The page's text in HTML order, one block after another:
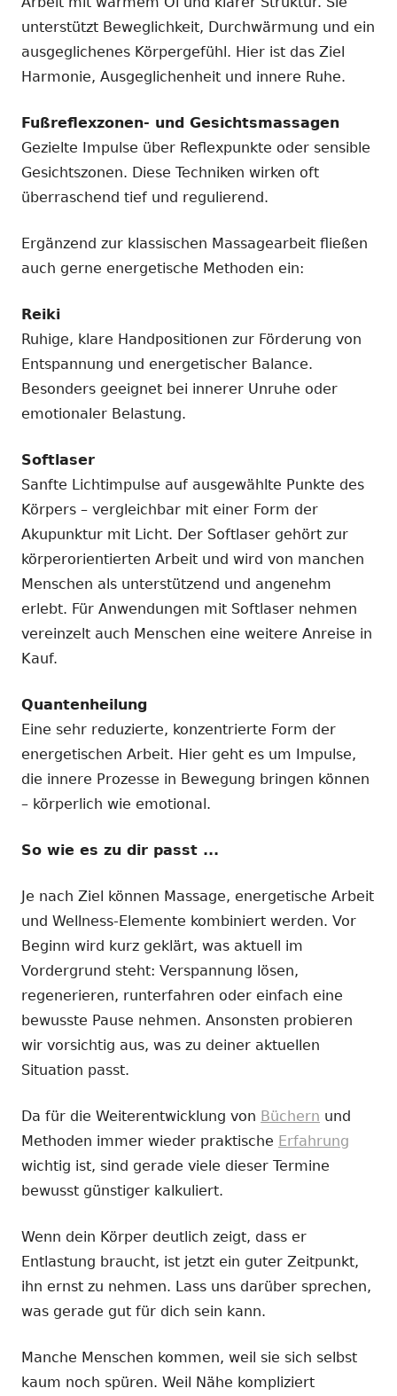
unterstützt Beweglichkeit, Durchwärmung und ein
ausgeglichenes Körpergefühl. Hier ist das Ziel
Harmonie, Ausgeglichenheit und innere Ruhe.
Fußreflexzonen- und Gesichtsmassagen
Gezielte Impulse über Reflexpunkte oder sensible
Gesichtszonen. Diese Techniken wirken oft
überraschend tief und regulierend.
Ergänzend zur klassischen Massagearbeit fließen
auch gerne energetische Methoden ein:
Reiki
Ruhige, klare Handpositionen zur Förderung von
Entspannung und energetischer Balance.
Besonders geeignet bei innerer Unruhe oder
emotionaler Belastung.
Softlaser
Sanfte Lichtimpulse auf ausgewählte Punkte des
Körpers – vergleichbar mit einer Form der
Akupunktur mit Licht. Der Softlaser gehört zur
körperorientierten Arbeit und wird von manchen
Menschen als unterstützend und angenehm
erlebt. Für Anwendungen mit Softlaser nehmen
vereinzelt auch Menschen eine weitere Anreise in
Kauf.
Quantenheilung
Eine sehr reduzierte, konzentrierte Form der
energetischen Arbeit. Hier geht es um Impulse,
die innere Prozesse in Bewegung bringen können
– körperlich wie emotional.
So wie es zu dir passt ...
Je nach Ziel können Massage, energetische Arbeit
und Wellness-Elemente kombiniert werden. Vor
Beginn wird kurz geklärt, was aktuell im
Vordergrund steht: Verspannung lösen,
regenerieren, runterfahren oder einfach eine
bewusste Pause nehmen. Ansonsten probieren
wir vorsichtig aus, was zu deiner aktuellen
Situation passt.
Da für die Weiterentwicklung von Büchern und
Methoden immer wieder praktische Erfahrung
wichtig ist, sind gerade viele dieser Termine
bewusst günstiger kalkuliert.
Wenn dein Körper deutlich zeigt, dass er
Entlastung braucht, ist jetzt ein guter Zeitpunkt,
ihn ernst zu nehmen. Lass uns darüber sprechen,
was gerade gut für dich sein kann.
Manche Menschen kommen, weil sie sich selbst
kaum noch spüren. Weil Nähe kompliziert